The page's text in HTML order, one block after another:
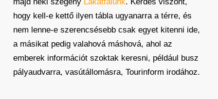
hogy kell-e kettő ilyen tábla ugyanarra a térre, és
nem lenne-e szerencsésebb csak egyet kitenni ide,
a másikat pedig valahová máshová, ahol az
emberek információt szoktak keresni, például busz
pályaudvarra, vasútállomásra, Tourinform irodához.